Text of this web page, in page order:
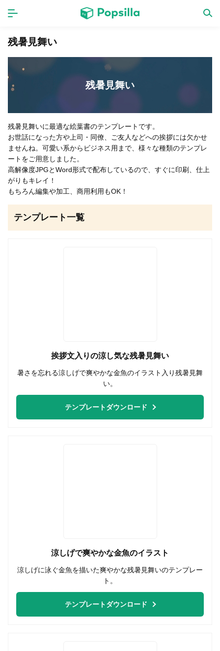
ホーム
LINE無料スタンプ
トピック
残暑見舞い
残暑見舞い
残暑見舞いに最適な絵葉書のテンプレートです。
お世話になった方や上司・同僚、ご友人などへの挨拶には欠かせ
ませんね。可愛い系からビジネス用まで、様々な種類のテンプレ
ートをご用意しました。
高解像度JPGとWord形式で配布しているので、すぐに印刷、仕上
がりもキレイ！
もちろん編集や加工、商用利用もOK！
テンプレート一覧
挨拶文入りの涼し気な残暑見舞い
暑さを忘れる涼しげで爽やかな金魚のイラスト入り残暑見舞
い。
テンプレートダウンロード
涼しげで爽やかな金魚のイラスト
涼しげに泳ぐ金魚を描いた爽やかな残暑見舞いのテンプレー
ト。
テンプレートダウンロード